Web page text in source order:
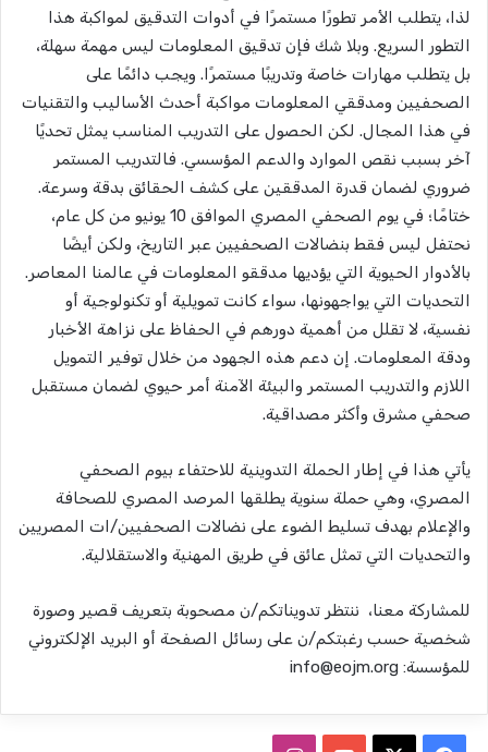
لذا، يتطلب الأمر تطورًا مستمرًا في أدوات التدقيق لمواكبة هذا
التطور السريع. وبلا شك فإن تدقيق المعلومات ليس مهمة سهلة،
بل يتطلب مهارات خاصة وتدريبًا مستمرًا. ويجب دائمًا على
الصحفيين ومدققي المعلومات مواكبة أحدث الأساليب والتقنيات
في هذا المجال. لكن الحصول على التدريب المناسب يمثل تحديًا
آخر بسبب نقص الموارد والدعم المؤسسي. فالتدريب المستمر
ضروري لضمان قدرة المدققين على كشف الحقائق بدقة وسرعة.
ختامًا؛ في يوم الصحفي المصري الموافق 10 يونيو من كل عام،
نحتفل ليس فقط بنضالات الصحفيين عبر التاريخ، ولكن أيضًا
بالأدوار الحيوية التي يؤديها مدققو المعلومات في عالمنا المعاصر.
التحديات التي يواجهونها، سواء كانت تمويلية أو تكنولوجية أو
نفسية، لا تقلل من أهمية دورهم في الحفاظ على نزاهة الأخبار
ودقة المعلومات. إن دعم هذه الجهود من خلال توفير التمويل
اللازم والتدريب المستمر والبيئة الآمنة أمر حيوي لضمان مستقبل
صحفي مشرق وأكثر مصداقية.
يأتي هذا في إطار الحملة التدوينية للاحتفاء بيوم الصحفي
المصري، وهي حملة سنوية يطلقها المرصد المصري للصحافة
والإعلام بهدف تسليط الضوء على نضالات الصحفيين/ات المصريين
والتحديات التي تمثل عائق في طريق المهنية والاستقلالية.
للمشاركة معنا، ننتظر تدويناتكم/ن مصحوبة بتعريف قصير وصورة
شخصية حسب رغبتكم/ن على رسائل الصفحة أو البريد الإلكتروني
للمؤسسة: info@eojm.org